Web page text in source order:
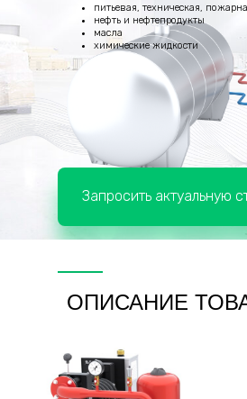
Запросить актуальную
питьевая, техническая,
нефть и нефтепродукты
масла
химические жидкости
ОПИСАНИЕ